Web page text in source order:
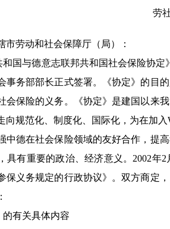
劳
市劳动和社会保障厅（局）：
和国与德意志联邦共和国社会保险协
事务部部长正式签署。《协定》的目
会保险的义务。《协定》是建国以来
向规范化、制度化、国际化，为在加入
中德在社会保险领域的友好合作，提
具有重要的政治、经济意义。 2002年2
保义务规定的行政协议》。双方商定
有关具体内容